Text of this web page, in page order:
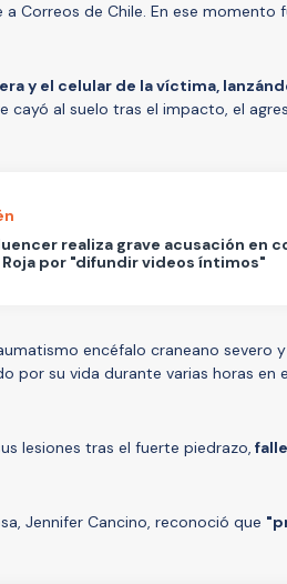
Correos de Chile. En ese momento
y el celular de la víctima,
cayó al suelo tras el impacto, el
realiza grave acusación en
Roja por "difundir videos íntimos"
encéfalo craneano severo
por su vida durante varias horas en
lesiones tras el fuerte piedrazo,
Jennifer Cancino, reconoció que